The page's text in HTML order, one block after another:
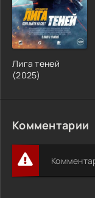
Лига теней
(2025)
Комментарии